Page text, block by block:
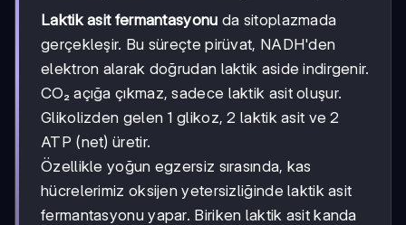
Laktik asit fermantasyonu da sitoplazmada
gerçekleşir. Bu süreçte pirüvat, NADH'den
elektron alarak doğrudan laktik aside indirgenir.
CO₂ açığa çıkmaz, sadece laktik asit oluşur.
Glikolizden gelen 1 glikoz, 2 laktik asit ve 2
ATP (net) üretir.
Özellikle yoğun egzersiz sırasında, kas
hücrelerimiz oksijen yetersizliğinde laktik asit
fermantasyonu yapar. Biriken laktik asit kanda